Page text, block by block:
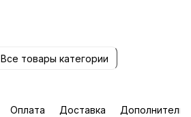
Все товары категории
Оплата Доставка